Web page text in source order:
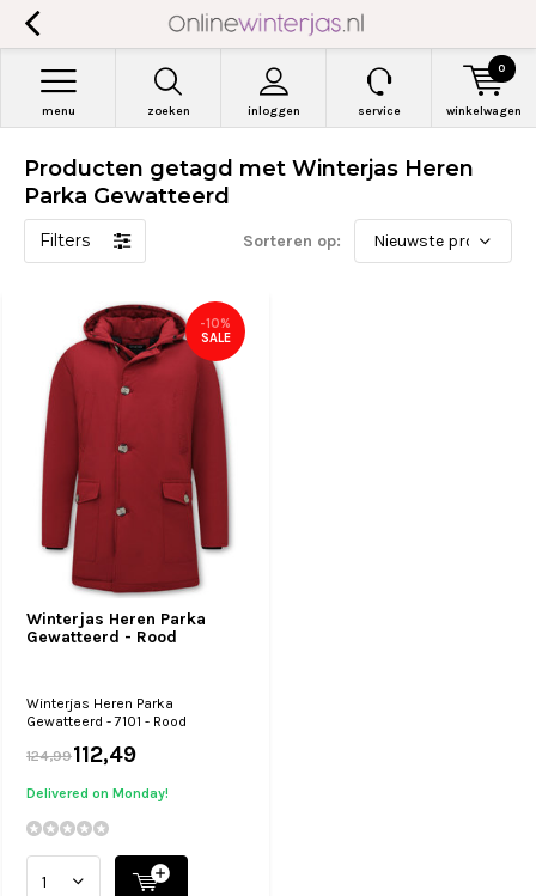
zoeken inloggen
menu service winkelwagen
0
Producten getagd met Winterjas Heren
Parka Gewatteerd
Filters Sorteren op:
Winterjas Heren Parka
Gewatteerd - Rood
-10%
SALE
Winterjas Heren Parka
Gewatteerd - 7101 - Rood
124,99112,49
Delivered on Monday!